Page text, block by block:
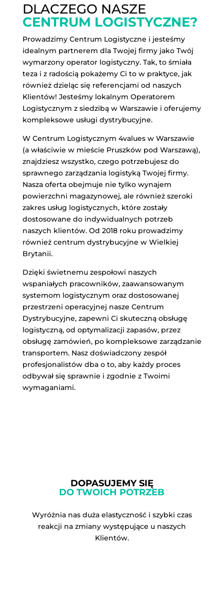
DLACZEGO NASZE
CENTRUM LOGISTYCZNE?
Prowadzimy Centrum Logistyczne i jesteśmy
idealnym partnerem dla Twojej firmy jako Twój
wymarzony operator logistyczny. Tak, to śmiała
teza i z radością pokażemy Ci to w praktyce, jak
również dzieląc się referencjami od naszych
Klientów! Jesteśmy lokalnym Operatorem
Logistycznym z siedzibą w Warszawie i oferujemy
kompleksowe usługi dystrybucyjne.
W Centrum Logistycznym 4values w Warszawie
(a właściwie w mieście Pruszków pod Warszawą),
znajdziesz wszystko, czego potrzebujesz do
sprawnego zarządzania logistyką Twojej firmy.
Nasza oferta obejmuje nie tylko wynajem
powierzchni magazynowej, ale również szeroki
zakres usług logistycznych, które zostały
dostosowane do indywidualnych potrzeb
naszych klientów. Od 2018 roku prowadzimy
również centrum dystrybucyjne w Wielkiej
Brytanii.
Dzięki świetnemu zespołowi naszych
wspaniałych pracowników, zaawansowanym
systemom logistycznym oraz dostosowanej
przestrzeni operacyjnej nasze Centrum
Dystrybucyjne, zapewni Ci skuteczną obsługę
logistyczną, od optymalizacji zapasów, przez
obsługę zamówień, po kompleksowe zarządzanie
transportem. Nasz doświadczony zespół
profesjonalistów dba o to, aby każdy proces
odbywał się sprawnie i zgodnie z Twoimi
wymaganiami.
DOPASUJEMY SIĘ
DO TWOICH POTRZEB
Wyróżnia nas duża elastyczność i szybki czas
reakcji na zmiany występujące u naszych
Klientów.